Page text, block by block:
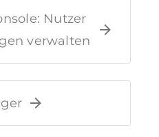
Nutzer
verwalten